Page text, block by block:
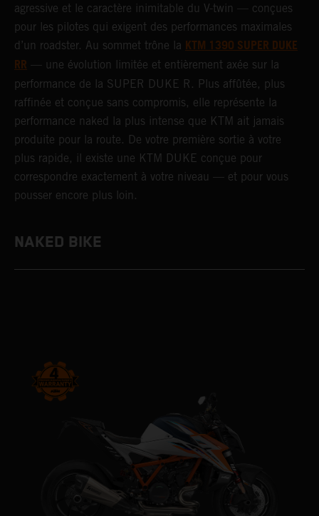
agressive et le caractère inimitable du V-twin — conçues
pour les pilotes qui exigent des performances maximales
d’un roadster. Au sommet trône la KTM 1390 SUPER DUKE
RR — une évolution limitée et entièrement axée sur la
performance de la SUPER DUKE R. Plus affûtée, plus
raffinée et conçue sans compromis, elle représente la
performance naked la plus intense que KTM ait jamais
produite pour la route. De votre première sortie à votre
plus rapide, il existe une KTM DUKE conçue pour
correspondre exactement à votre niveau — et pour vous
pousser encore plus loin.
NAKED BIKE